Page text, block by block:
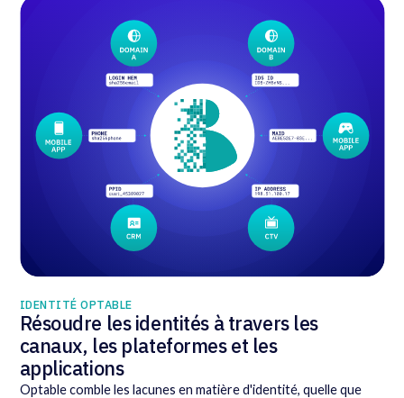
IDENTITÉ OPTABLE
Résoudre les identités à travers les
canaux, les plateformes et les
applications
Optable comble les lacunes en matière d'identité, quelle que